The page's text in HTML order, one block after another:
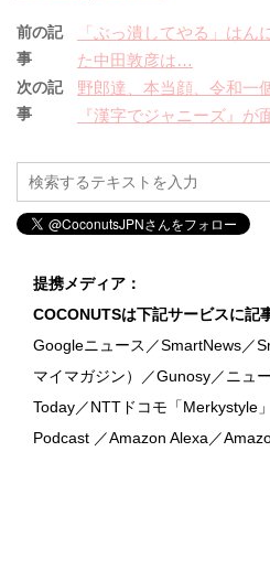
前の記
事
「ぶっ潰してやる」は
た中田敦彦は…
次の記
事
野郎達、本当顔、令和
『漢字でジャニーズ』が
提携メディア：
COCONUTSは下記サービスに記
Googleニュース／SmartNews／
マイマガジン）／Gunosy／ニュ
Today／NTTドコモ「Merkystyle
Podcast ／Amazon Alexa／